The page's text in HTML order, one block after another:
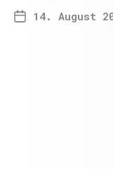
14. August